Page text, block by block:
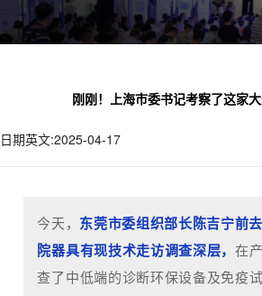
刚刚！上海市委书记考察了这家大
日期英文:2025-04-17
今天， 东莞市委组织部长陈吉宁前
院器具有现技术走访调查深层， 在
查了中低端的诊断环保设备及免疫试